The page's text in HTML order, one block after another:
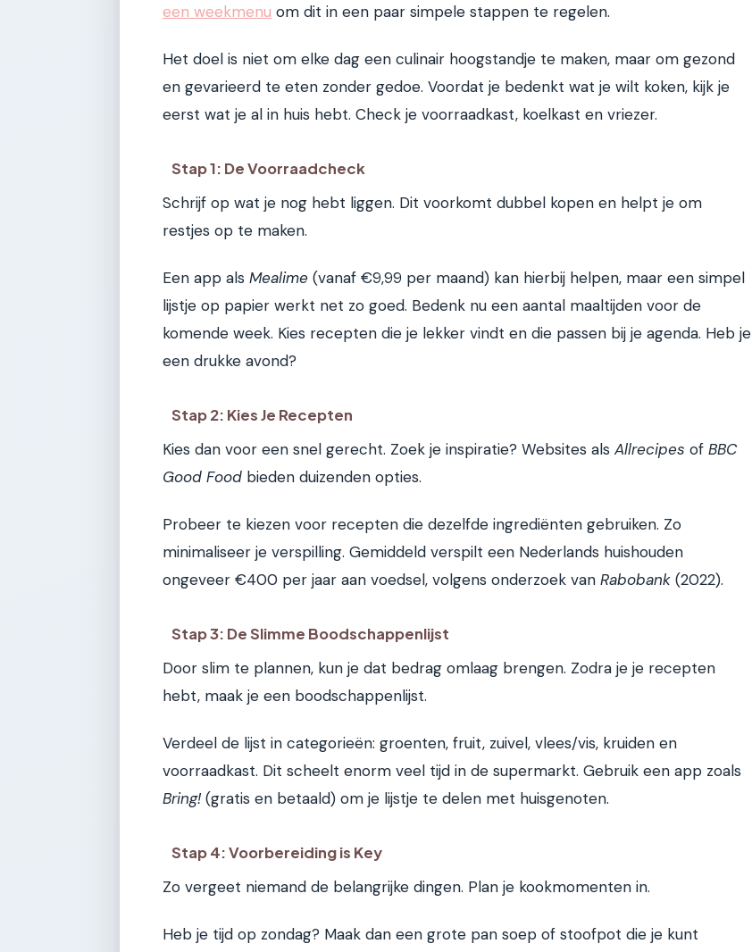
een weekmenu om dit in een paar simpele stappen te regelen.
Het doel is niet om elke dag een culinair hoogstandje te maken, maar om gezond
en gevarieerd te eten zonder gedoe. Voordat je bedenkt wat je wilt koken, kijk je
eerst wat je al in huis hebt. Check je voorraadkast, koelkast en vriezer.
Stap 1: De Voorraadcheck
Schrijf op wat je nog hebt liggen. Dit voorkomt dubbel kopen en helpt je om
restjes op te maken.
Een app als Mealime (vanaf €9,99 per maand) kan hierbij helpen, maar een simpel
lijstje op papier werkt net zo goed. Bedenk nu een aantal maaltijden voor de
komende week. Kies recepten die je lekker vindt en die passen bij je agenda. Heb je
een drukke avond?
Stap 2: Kies Je Recepten
Kies dan voor een snel gerecht. Zoek je inspiratie? Websites als Allrecipes of BBC
Good Food bieden duizenden opties.
Probeer te kiezen voor recepten die dezelfde ingrediënten gebruiken. Zo
minimaliseer je verspilling. Gemiddeld verspilt een Nederlands huishouden
ongeveer €400 per jaar aan voedsel, volgens onderzoek van Rabobank (2022).
Stap 3: De Slimme Boodschappenlijst
Door slim te plannen, kun je dat bedrag omlaag brengen. Zodra je je recepten
hebt, maak je een boodschappenlijst.
Verdeel de lijst in categorieën: groenten, fruit, zuivel, vlees/vis, kruiden en
voorraadkast. Dit scheelt enorm veel tijd in de supermarkt. Gebruik een app zoals
Bring! (gratis en betaald) om je lijstje te delen met huisgenoten.
Stap 4: Voorbereiding is Key
Zo vergeet niemand de belangrijke dingen. Plan je kookmomenten in.
Heb je tijd op zondag? Maak dan een grote pan soep of stoofpot die je kunt